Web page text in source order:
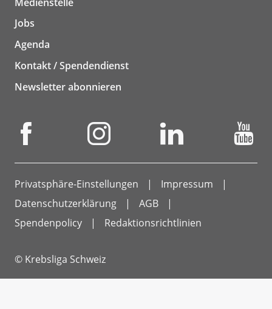
Jobs
Agenda
Kontakt / Spendendienst
Newsletter abonnieren
Privatsphäre-Einstellungen
Impressum
Datenschutzerklärung
AGB
Spendenpolicy
Redaktionsrichtlinien
© Krebsliga Schweiz